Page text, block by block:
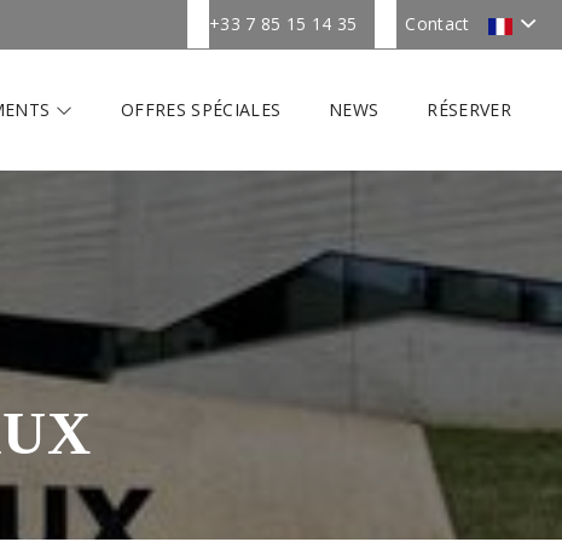
Contact
+33 7 85 15 14 35
OFFRES SPÉCIALES NEWS RÉSERVER